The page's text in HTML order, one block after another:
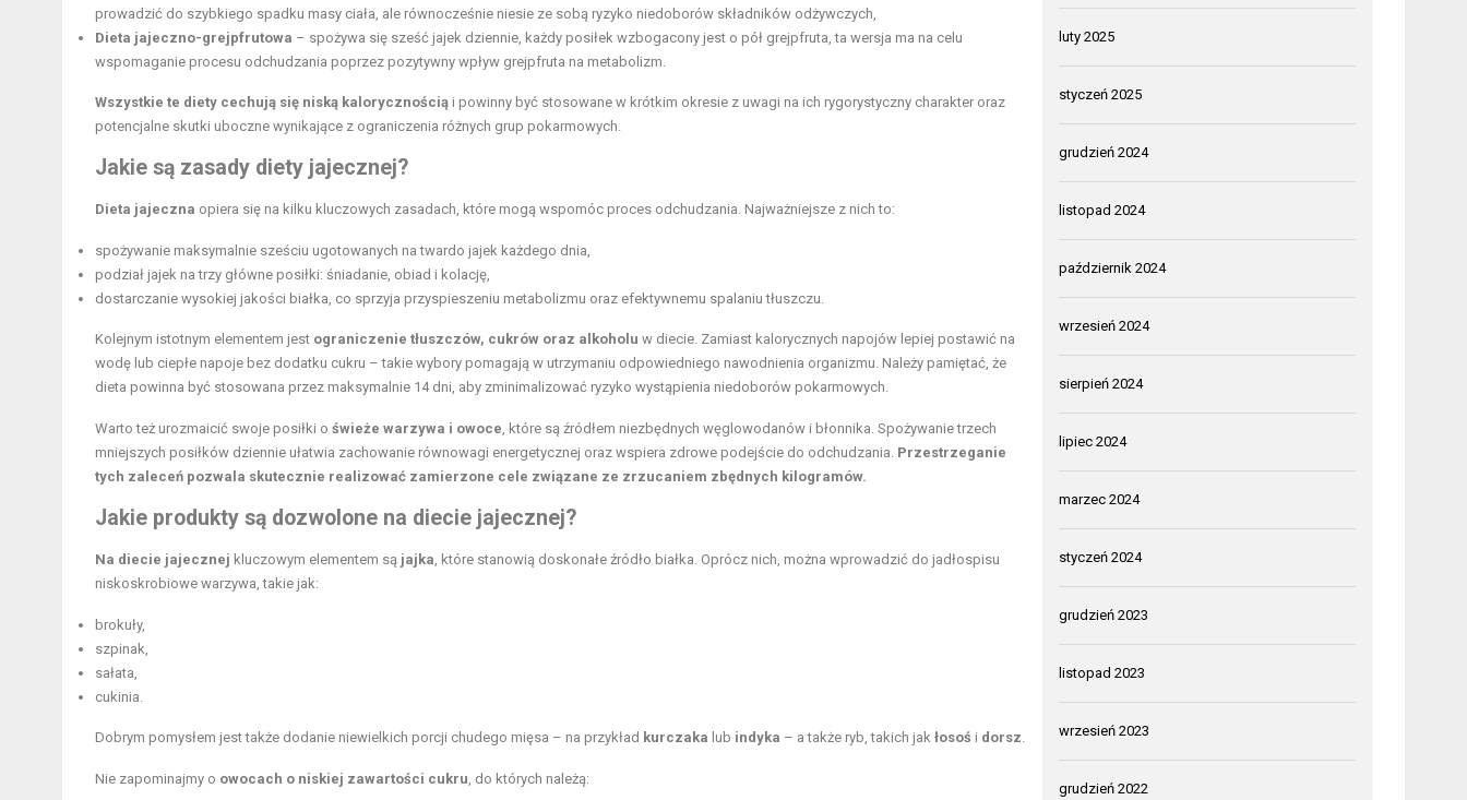
prowadzić do szybkiego spadku masy ciała, ale równocześnie niesie ze sobą ryzyko niedoborów składników odżywczych,
Dieta jajeczno-grejpfrutowa – spożywa się sześć jajek dziennie, każdy posiłek wzbogacony jest o pół grejpfruta, ta wersja ma na celu
wspomaganie procesu odchudzania poprzez pozytywny wpływ grejpfruta na metabolizm.
Wszystkie te diety cechują się niską kalorycznością i powinny być stosowane w krótkim okresie z uwagi na ich rygorystyczny charakter oraz
potencjalne skutki uboczne wynikające z ograniczenia różnych grup pokarmowych.
Jakie są zasady diety jajecznej?
Dieta jajeczna opiera się na kilku kluczowych zasadach, które mogą wspomóc proces odchudzania. Najważniejsze z nich to:
spożywanie maksymalnie sześciu ugotowanych na twardo jajek każdego dnia,
podział jajek na trzy główne posiłki: śniadanie, obiad i kolację,
dostarczanie wysokiej jakości białka, co sprzyja przyspieszeniu metabolizmu oraz efektywnemu spalaniu tłuszczu.
Kolejnym istotnym elementem jest ograniczenie tłuszczów, cukrów oraz alkoholu w diecie. Zamiast kalorycznych napojów lepiej postawić na
wodę lub ciepłe napoje bez dodatku cukru – takie wybory pomagają w utrzymaniu odpowiedniego nawodnienia organizmu. Należy pamiętać, że
dieta powinna być stosowana przez maksymalnie 14 dni, aby zminimalizować ryzyko wystąpienia niedoborów pokarmowych.
Warto też urozmaicić swoje posiłki o świeże warzywa i owoce, które są źródłem niezbędnych węglowodanów i błonnika. Spożywanie trzech
mniejszych posiłków dziennie ułatwia zachowanie równowagi energetycznej oraz wspiera zdrowe podejście do odchudzania. Przestrzeganie
tych zaleceń pozwala skutecznie realizować zamierzone cele związane ze zrzucaniem zbędnych kilogramów.
Jakie produkty są dozwolone na diecie jajecznej?
Na diecie jajecznej kluczowym elementem są jajka, które stanowią doskonałe źródło białka. Oprócz nich, można wprowadzić do jadłospisu
niskoskrobiowe warzywa, takie jak:
brokuły,
szpinak,
sałata,
cukinia.
Dobrym pomysłem jest także dodanie niewielkich porcji chudego mięsa – na przykład kurczaka lub indyka – a także ryb, takich jak łosoś i dorsz.
Nie zapominajmy o owocach o niskiej zawartości cukru, do których należą:
luty 2025
styczeń 2025
grudzień 2024
listopad 2024
październik 2024
wrzesień 2024
sierpień 2024
lipiec 2024
marzec 2024
styczeń 2024
grudzień 2023
listopad 2023
wrzesień 2023
grudzień 2022